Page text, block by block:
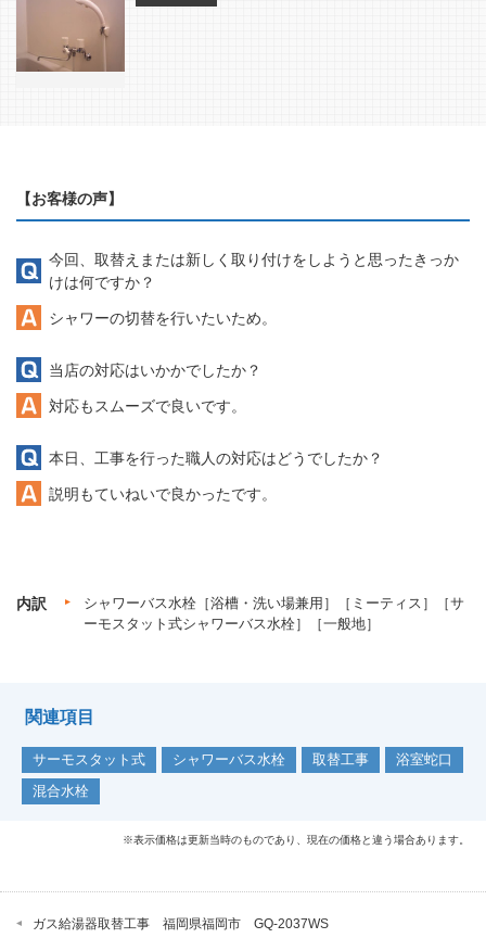
【お客様の声】
今回、取替えまたは新しく取り付けをしようと思ったきっか
けは何ですか？
シャワーの切替を行いたいため。
当店の対応はいかかでしたか？
対応もスムーズで良いです。
本日、工事を行った職人の対応はどうでしたか？
説明もていねいで良かったです。
内訳
シャワーバス水栓［浴槽・洗い場兼用］［ミーティス］［サ
ーモスタット式シャワーバス水栓］［一般地］
関連項目
サーモスタット式 シャワーバス水栓 取替工事
浴室蛇口
混合水栓
※表示価格は更新当時のものであり、現在の価格と違う場合あります。
ガス給湯器取替工事 福岡県福岡市 GQ-2037WS